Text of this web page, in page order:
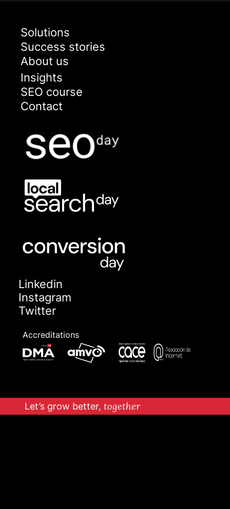
Solutions
Success stories
About us
Insights
SEO course
Contact
Linkedin
Instagram
Twitter
Accreditations
Let’s grow better, together